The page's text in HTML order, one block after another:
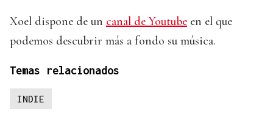
Xoel dispone de un canal de Youtube en el que
podemos descubrir más a fondo su música.
Temas relacionados
INDIE